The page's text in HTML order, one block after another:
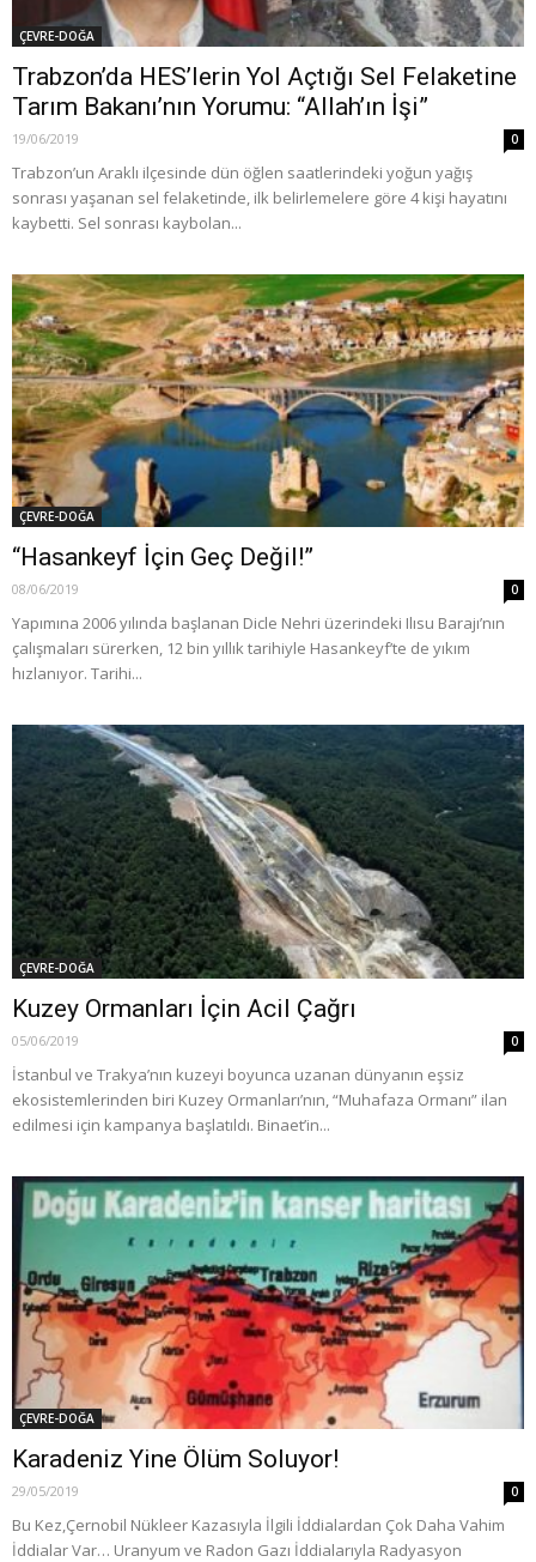
ÇEVRE-DOĞA
Trabzon’da HES’lerin Yol Açtığı Sel Felaketine
Tarım Bakanı’nın Yorumu: “Allah’ın İşi”
19/06/2019 0
Trabzon’un Araklı ilçesinde dün öğlen saatlerindeki yoğun yağış
sonrası yaşanan sel felaketinde, ilk belirlemelere göre 4 kişi hayatını
kaybetti. Sel sonrası kaybolan...
ÇEVRE-DOĞA
“Hasankeyf İçin Geç Değil!”
08/06/2019 0
Yapımına 2006 yılında başlanan Dicle Nehri üzerindeki Ilısu Barajı’nın
çalışmaları sürerken, 12 bin yıllık tarihiyle Hasankeyf’te de yıkım
hızlanıyor. Tarihi...
ÇEVRE-DOĞA
Kuzey Ormanları İçin Acil Çağrı
05/06/2019 0
İstanbul ve Trakya’nın kuzeyi boyunca uzanan dünyanın eşsiz
ekosistemlerinden biri Kuzey Ormanları’nın, “Muhafaza Ormanı” ilan
edilmesi için kampanya başlatıldı. Binaet’in...
ÇEVRE-DOĞA
Karadeniz Yine Ölüm Soluyor!
29/05/2019 0
Bu Kez,Çernobil Nükleer Kazasıyla İlgili İddialardan Çok Daha Vahim
İddialar Var… Uranyum ve Radon Gazı İddialarıyla Radyasyon